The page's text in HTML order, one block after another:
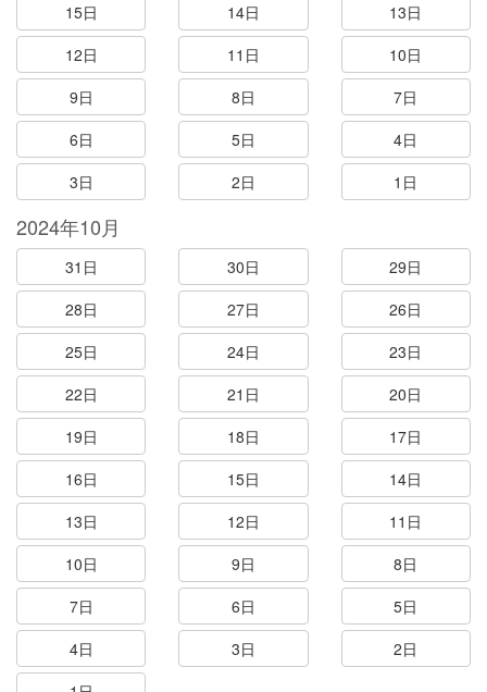
15日
14日
13日
12日
11日
10日
9日
8日
7日
6日
5日
4日
3日
2日 1日
2024年10月
31日 30日
29日
28日
27日
26日
25日
24日
23日
22日
21日
20日
19日
18日
17日
16日
15日
14日
13日
12日
11日
10日
9日
8日
7日
6日
5日
4日
3日
2日